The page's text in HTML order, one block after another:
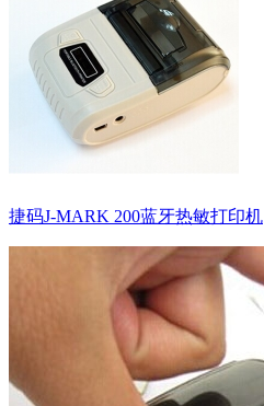
捷码J-MARK 200蓝牙热敏打印机